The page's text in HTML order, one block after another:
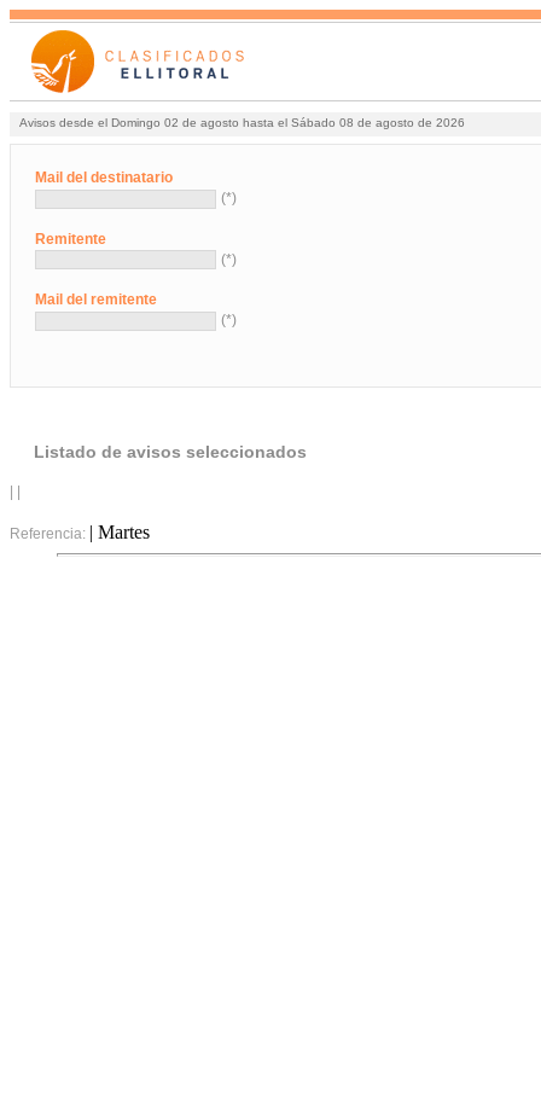
Avisos desde el Domingo 02 de agosto hasta el Sábado 08 de agosto de 2026
Mail del destinatario
(*)
Remitente
(*)
Mail del remitente
(*)
Listado de avisos seleccionados
Referencia: | Martes